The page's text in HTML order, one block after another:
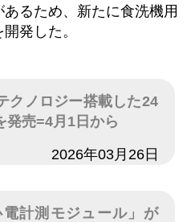
るため、新たに食洗機用
発した。
クノロジー搭載した24
発売=4月1日から
2026年03月26日
計測モジュール」が